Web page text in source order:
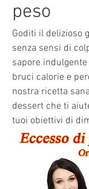
peso
Goditi il delizioso
senza sensi di
sapore
bruci calorie e
nostra ricetta
dessert che ti
tuoi obiettivi di